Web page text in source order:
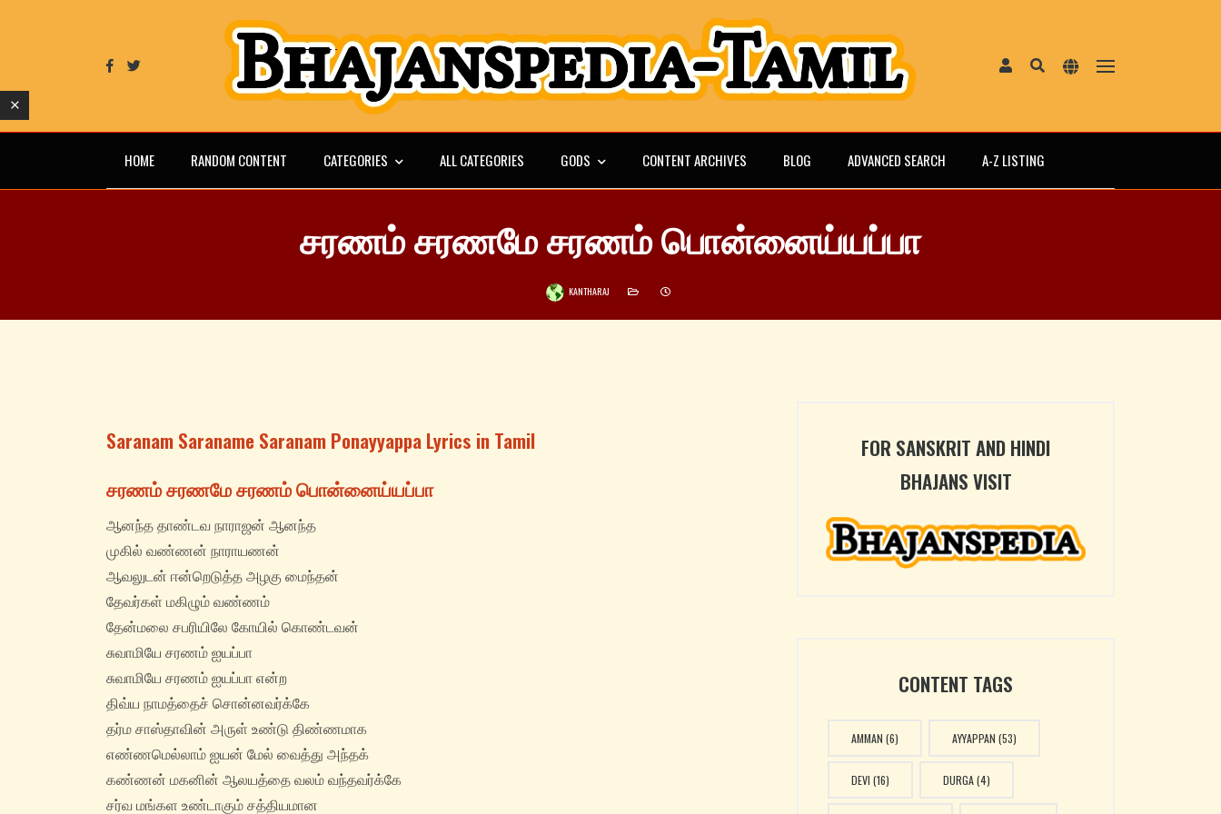
HOME RANDOM CONTENT CATEGORIES ALL CATEGORIES GODS CONTENT ARCHIVES BLOG ADVANCED SEARCH A-Z LISTING
சரணம் சரணமே சரணம் பொன்னைய்யப்பா
KANTHARAJ
Saranam Saraname Saranam Ponayyappa Lyrics in Tamil
சரணம் சரணமே சரணம் பொன்னைய்யப்பா
ஆனந்த‌ தாண்டவ‌ நாராஜன் ஆனந்த‌
முகில் வண்ணன் நாராயணன்
ஆவலுடன் ஈன்றெடுத்த‌ அழகு மைந்தன்
தேவர்கள் மகிழும் வண்ணம்
தேன்மலை சபரியிலே கோயில் கொண்டவன்
சுவாமியே சரணம் ஐயப்பா
சுவாமியே சரணம் ஐயப்பா என்ற‌
திவ்ய‌ நாமத்தைச் சொன்னவர்க்கே
தர்ம‌ சாஸ்தாவின் அருள் உண்டு திண்ணமாக‌
எண்ணமெல்லாம் ஐயன் மேல் வைத்து அந்தக்
கண்ணன் மகனின் ஆலயத்தை வலம் வந்தவர்க்கே
சர்வ‌ மங்கள‌ உண்டாகும் சத்தியமான‌
FOR SANSKRIT AND HINDI
BHAJANS VISIT
CONTENT TAGS
AMMAN (6) AYYAPPAN (53)
DEVI (16) DURGA(4)